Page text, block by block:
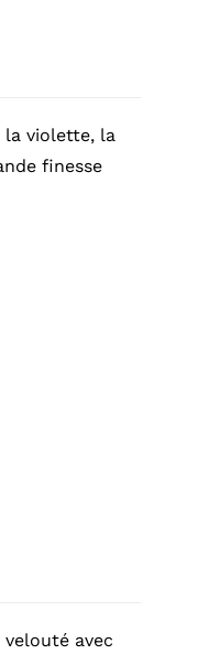
la violette, la
finesse
avec